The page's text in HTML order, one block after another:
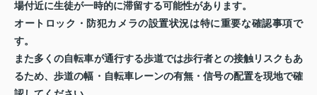
場付近に生徒が一時的に滞留する可能性があります。
オートロック・防犯カメラの設置状況は特に重要な確認事項で
す。
また多くの自転車が通行する歩道では歩行者との接触リスクもあ
るため、歩道の幅・自転車レーンの有無・信号の配置を現地で確